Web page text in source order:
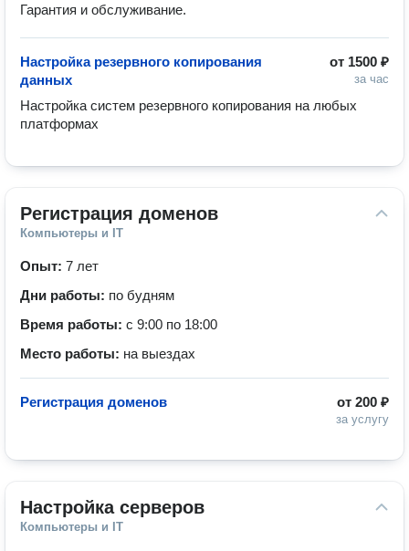
Гарантия и обслуживание.
от 1500 ₽
за час
Настройка резервного копирования
данных
Настройка систем резервного копирования на любых
платформах
Регистрация доменов
Компьютеры и IT
Опыт: 7 лет
Дни работы: по будням
Время работы: с 9:00 по 18:00
Место работы: на выездах
от 200 ₽
за услугу
Регистрация доменов
Настройка серверов
Компьютеры и IT